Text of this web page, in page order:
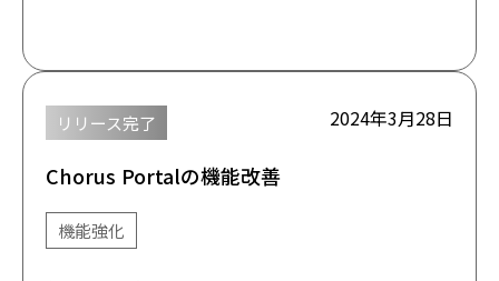
リリース完了 2024年3月28日
Chorus Portalの機能改善
機能強化